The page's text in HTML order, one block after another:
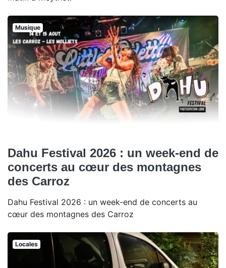
Musique
Dahu Festival 2026 : un week-end de
concerts au cœur des montagnes
des Carroz
Dahu Festival 2026 : un week-end de concerts au
cœur des montagnes des Carroz
Locales